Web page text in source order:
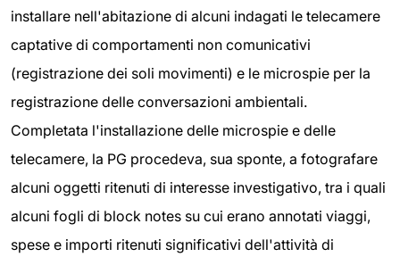
installare nell'abitazione di alcuni indagati le telecamere
captative di comportamenti non comunicativi
(registrazione dei soli movimenti) e le microspie per la
registrazione delle conversazioni ambientali.
Completata l'installazione delle microspie e delle
telecamere, la PG procedeva, sua sponte, a fotografare
alcuni oggetti ritenuti di interesse investigativo, tra i quali
alcuni fogli di block notes su cui erano annotati viaggi,
spese e importi ritenuti significativi dell'attività di